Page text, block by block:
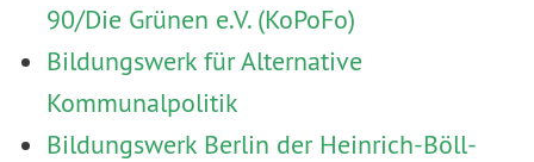
90/Die Grünen e.V. (KoPoFo)
Bildungswerk für Alternative
Kommunalpolitik
Bildungswerk Berlin der Heinrich-Böll-